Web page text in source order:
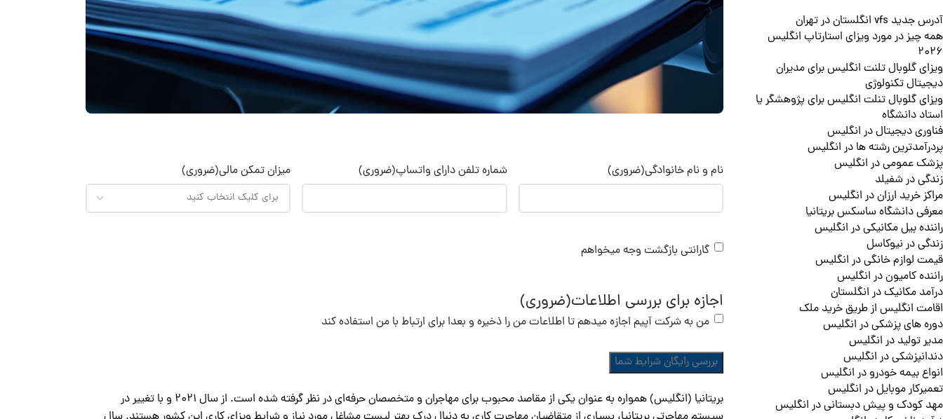
آدرس جدید vfs انگلستان در تهران
همه چیز در مورد ویزای استارتاپ انگلیس
2026
ویزای گلوبال تلنت انگلیس برای مدیران
دیجیتال تکنولوژی
ویزای گلوبال تنلت انگلیس برای پژوهشگر یا
استاد دانشگاه
فناوری دیجیتال در انگلیس
پردرآمدترین رشته ها در انگلیس
پزشک عمومی در انگلیس
زندگی در شفیلد
مراکز خرید ارزان در انگلیس
معرفی دانشگاه ساسکس بریتانیا
راننده بیل مکانیکی در انگلیس
زندگی در نیوکاسل
قیمت لوازم خانگی در انگلیس
راننده کامیون در انگلیس
درآمد مکانیک در انگلستان
اقامت انگلیس از طریق خرید ملک
دوره های پزشکی در انگلیس
مدیر تولید در انگلیس
دندانپزشکی در انگلیس
انواع بیمه خودرو در انگلیس
تعمیرکار موبایل در انگلیس
مهد کودک و پیش دبستانی در انگلیس
نام و نام خانوادگی(ضروری) شماره تلفن دارای واتساپ(ضروری) میزان تمکن مالی(ضروری)
گارانتی بازگشت وجه میخواهم
اجازه برای بررسی اطلاعات(ضروری)
من به شرکت آپیم اجازه میدهم تا اطلاعات من را ذخیره و بعدا برای ارتباط با من استفاده کند
بریتانیا (انگلیس) همواره به عنوان یکی از مقاصد محبوب برای مهاجران و متخصصان حرفه‌ای در نظر گرفته شده است. از سال 2021 و با تغییر در